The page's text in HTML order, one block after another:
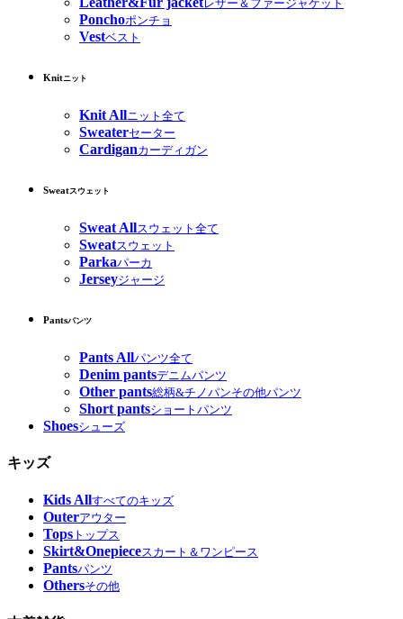
レザー＆ファージャケット
Ponchoポンチョ
Vestベスト
Knitニット
Knit Allニット全て
Sweaterセーター
Cardiganカーディガン
Sweatスウェット
Sweat Allスウェット全て
Sweatスウェット
Parkaパーカ
Jerseyジャージ
Pantsパンツ
Pants Allパンツ全て
Denim pantsデニムパンツ
Other pants総柄&チノパンその他パンツ
Short pantsショートパンツ
Shoesシューズ
キッズ
Kids Allすべてのキッズ
Outerアウター
Tops トップス
Skirt&Onepieceスカート＆ワンピース
Pantsパンツ
Othersその他